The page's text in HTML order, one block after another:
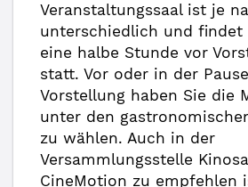
Veranstaltungssaal ist je
unterschiedlich und findet
eine halbe Stunde vor
statt. Vor oder in der
Vorstellung haben Sie die
unter den
zu wählen. Auch in der
Versammlungsstelle
CineMotion zu empfehlen